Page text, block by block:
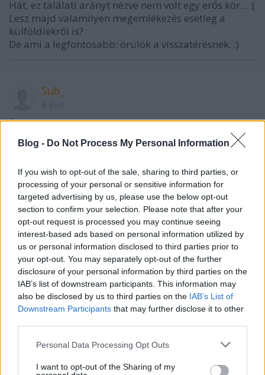
Blog - Do Not Process My Personal Information
If you wish to opt-out of the sale, sharing to third parties, or
processing of your personal or sensitive information for
targeted advertising by us, please use the below opt-out
section to confirm your selection. Please note that after your
opt-out request is processed you may continue seeing
interest-based ads based on personal information utilized by
us or personal information disclosed to third parties prior to
your opt-out. You may separately opt-out of the further
disclosure of your personal information by third parties on the
IAB’s list of downstream participants. This information may
also be disclosed by us to third parties on the IAB’s List of
Downstream Participants that may further disclose it to other
Please note that this website/app uses one or more Google
not limited to your visit or usage behaviour. You may click to
Personal Data Processing Opt Outs
I want to opt-out of the Sharing of my
Hát, ez találati arányt nézve nem volt egy erős kör... :(
Lesz majd valamilyen megemlékezés esetleg a
külföldiekről is?
De ami a legfontosabb: örülök a visszatérésnek. :)
Sub_
Érteni vélem jelen bejegyzés pontozási filozófiáját,
azonban mégiscsak furcsának tartom, hogy ugyanez
a Syrah egy jó hónappal ezelőtt ugyanezen blog
Ha már visszatérés, jó lenne ha akov is
hasonlóképpen tenne egyszer. ;)
drbarta
6 éve
@furmintfan: Ha lesz kedvem es motivaciom, akkor
igen. De egyebkent a kulfoldi rendelesekkel se sokkal
jobb az arany.
6 éve